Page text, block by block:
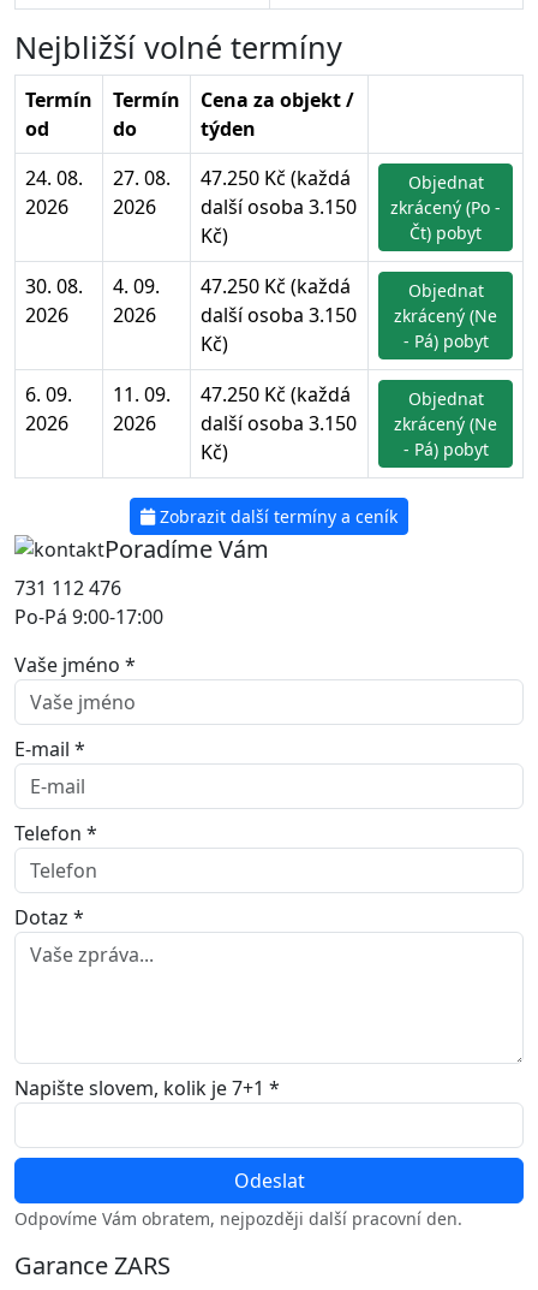
Nejbližší volné termíny
Termín
od
Termín
do
Cena za objekt /
týden
24. 08.
2026
27. 08.
2026
47.250 Kč (každá
další osoba 3.150
Kč)
Objednat
zkrácený (Po -
Čt) pobyt
30. 08.
2026
4. 09.
2026
47.250 Kč (každá
další osoba 3.150
Kč)
Objednat
zkrácený (Ne
- Pá) pobyt
6. 09.
2026
11. 09.
2026
47.250 Kč (každá
další osoba 3.150
Kč)
Objednat
zkrácený (Ne
- Pá) pobyt
Zobrazit další termíny a ceník
Poradíme Vám
731 112 476
Po-Pá 9:00-17:00
Vaše jméno *
E-mail *
Telefon *
Dotaz *
Napište slovem, kolik je 7+1 *
Odpovíme Vám obratem, nejpozději další pracovní den.
Garance ZARS